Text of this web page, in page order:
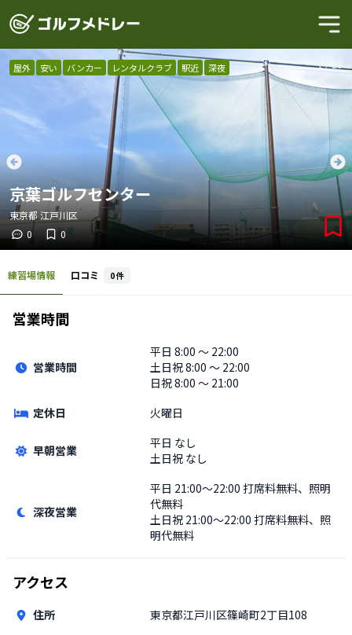
1/23
屋外 安い バンカー レンタルクラブ 駅近 深夜
京葉ゴルフセンター
東京都江戸川区
0
0
練習場情報 口コミ 0件
営業時間
営業時間
平日 8:00 〜 22:00
土日祝8:00 〜 22:00
日祝 8:00 〜 21:00
定休日
火曜日
早朝営業 平日 なし
土日祝 なし
深夜営業
平日 21:00〜22:00 打席料無料、照明
代無料
土日祝 21:00〜22:00 打席料無料、照
明代無料
アクセス
住所 東京都江戸川区篠崎町2丁目108